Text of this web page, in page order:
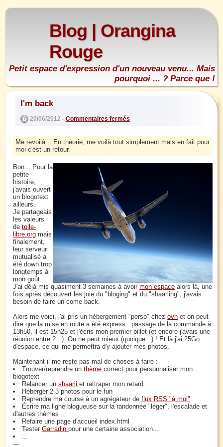
Blog | Orangina
Rouge
Petit espace d'expression d'un nouveau venu... Mais
pourquoi ... ? Parce que !
I'm back
20/06/2012 -Commentaires fermés
Me revoilà... En théorie, me voilà tout simplement mais en fait pour
moi c'est un retour.
Bon... Pour la
petite
histoire,
j'avais ouvert
un blogotext
ailleurs.
Je partageais
les valeurs
detoile-
libre.org mais
finalement,
leur serveur
mutualisé a
été down trop
longtemps à
mon goût.
J'ai déjà mis quasiment 3 semaines à avoirmon espace alors là, une
fois après découvert les joie du "bloging" et du "shaarling", j'avais
besoin de faire un come back.
Alors me voici, j'ai pris un hébergement "perso" chezovh et on peut
dire que la mise en route a été express : passage de la commande à
13h50, il est 15h25 et j'écris mon premier billet (et encore j'avais une
réunion entre 2...). On ne peut mieux (quoique...) ! Et là j'ai 25Go
d'espace, ce qui me permettra d'y ajouter mes photos.
Maintenant il me reste pas mal de choses à faire :
Trouver/reprendre unthèmecorrect pour personnaliser mon
blogotext
Relancer unshaarliet rattraper mon retard
Héberger 2-3 photos pour le fun
Reprendre ma course à un agrégateur deflux RSS "à moi"
Écrire ma ligne blogueuse sur la randonnée "léger", l'escalade et
d'autres thèmes
Refaire une page d'accueil index.html
TesterGarradinpour une certaine association...
...
---